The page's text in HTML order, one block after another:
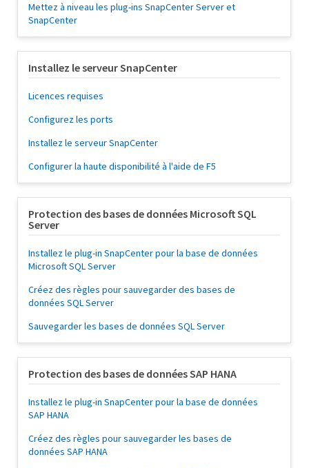
Mettez à niveau les plug-ins SnapCenter Server et
SnapCenter
Installez le serveur SnapCenter
Licences requises
Configurez les ports
Installez le serveur SnapCenter
Configurer la haute disponibilité à l'aide de F5
Protection des bases de données Microsoft SQL
Server
Installez le plug-in SnapCenter pour la base de données
Microsoft SQL Server
Créez des règles pour sauvegarder des bases de
données SQL Server
Sauvegarder les bases de données SQL Server
Protection des bases de données SAP HANA
Installez le plug-in SnapCenter pour la base de données
SAP HANA
Créez des règles pour sauvegarder les bases de
données SAP HANA